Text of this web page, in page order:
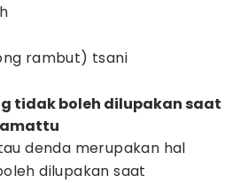
rambut) tsani
tidak boleh dilupakan saat
denda merupakan hal
dilupakan saat